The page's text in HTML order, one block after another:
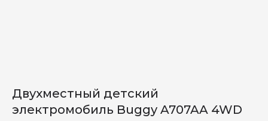
Двухместный детский
электромобиль Buggy A707AA 4WD